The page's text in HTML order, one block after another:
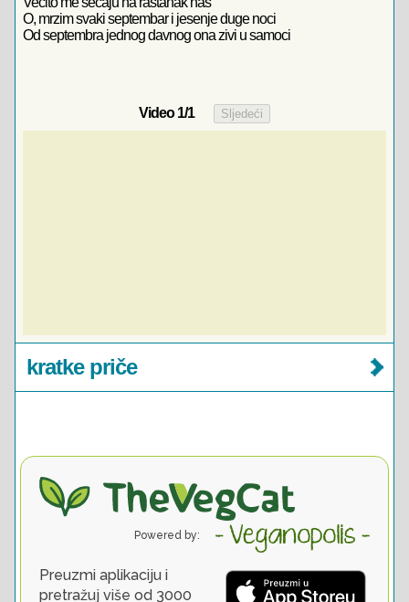
O, mrzim svaki septembar i jesenje duge noci
Od septembra jednog davnog ona zivi u samoci
Video1/1
kratke priče